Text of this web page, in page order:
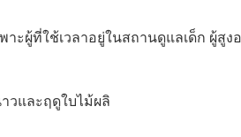
าะผู้ที่ใช้เวลาอยู่ในสถานดูแลเด็ก ผู้สูง
วและฤดูใบไม้ผลิ